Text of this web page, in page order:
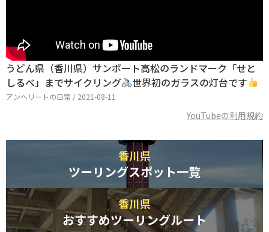
うどん県（香川県）サンポート高松のランドマーク「せと
しるべ」までサイクリング
世界初のガラスの灯台です
アンヘリートの日常 / 2021-08-11
YouTubeの利用規約
香川県
ツーリングスポット一覧
香川県
おすすめツーリングルート